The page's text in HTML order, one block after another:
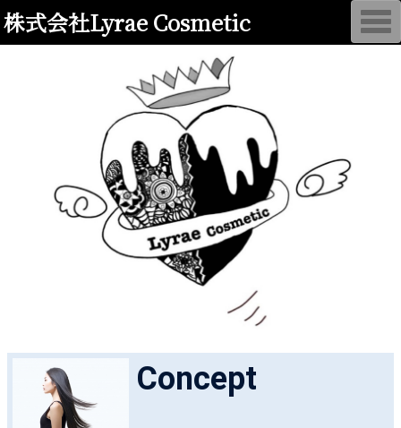
株式会社Lyrae Cosmetic
Concept
T
o
g